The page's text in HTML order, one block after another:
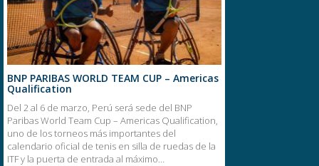
BNP PARIBAS WORLD TEAM CUP – Americas
Qualification
Del 2 al 6 de marzo, Perú será sede del BNP
Paribas World Team Cup – Americas Qualification,
uno de los torneos más importantes del
calendario oficial de tenis en silla de ruedas de la
ITF y la puerta de entrada al máximo…